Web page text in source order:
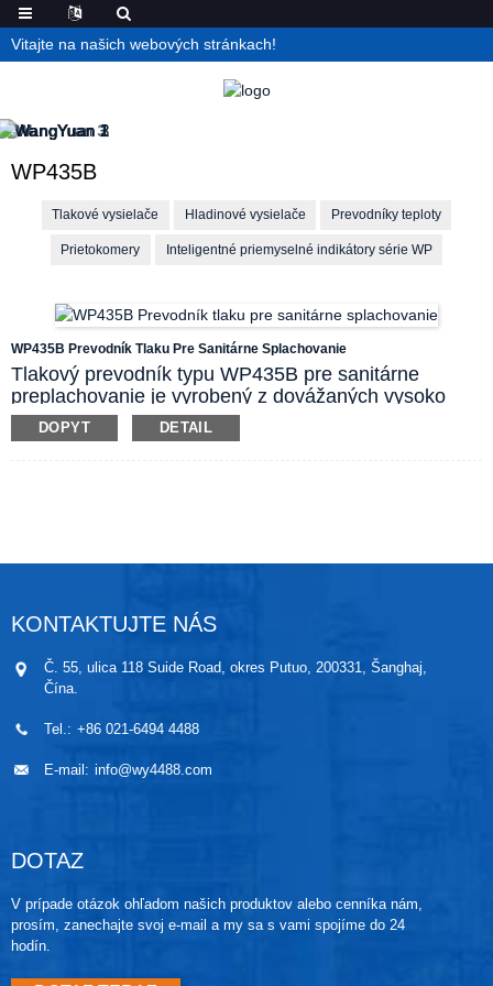
Vitajte na našich webových stránkach!
WP435B
Tlakové vysielače Hladinové vysielače Prevodníky teploty
Prietokomery Inteligentné priemyselné indikátory série WP
WP435B Prevodník Tlaku Pre Sanitárne Splachovanie
Tlakový prevodník typu WP435B pre sanitárne
preplachovanie je vyrobený z dovážaných vysoko
presných a vysoko stabilných antikoróznych triesok.
Trieska a plášť z nehrdzavejúcej ocele sú zvarené
DOPYT DETAIL
KONTAKTUJTE NÁS
Č. 55, ulica 118 Suide Road, okres Putuo, 200331, Šanghaj,
Čína.
Tel.: +86 021-6494 4488
E-mail: info@wy4488.com
DOTAZ
V prípade otázok ohľadom našich produktov alebo cenníka nám,
prosím, zanechajte svoj e-mail a my sa s vami spojíme do 24
hodín.